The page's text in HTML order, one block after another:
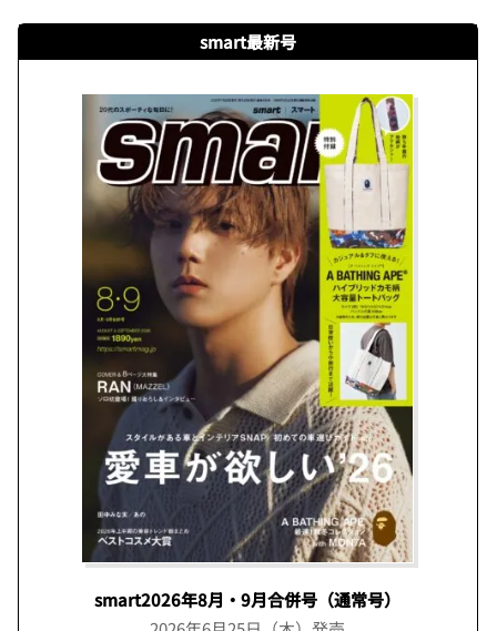
smart最新号
smart2026年8月・9月合併号（通常号）